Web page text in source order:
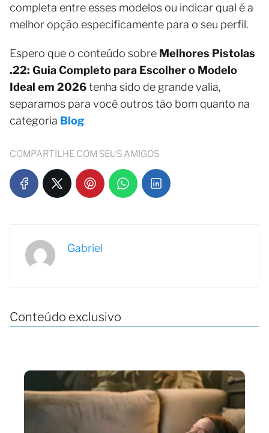
completa entre esses modelos ou indicar qual é a
melhor opção especificamente para o seu perfil.
Espero que o conteúdo sobre Melhores Pistolas
.22: Guia Completo para Escolher o Modelo
Ideal em 2026tenha sido de grande valia,
separamos para você outros tão bom quanto na
categoria Blog
COMPARTILHE COM SEUS AMIGOS
Gabriel
Conteúdo exclusivo